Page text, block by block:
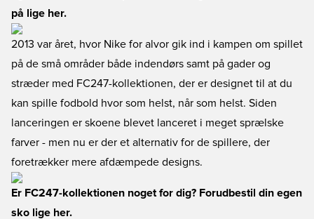
på lige her.
2013 var året, hvor Nike for alvor gik ind i kampen om spillet
på de små områder både indendørs samt på gader og
stræder med FC247-kollektionen, der er designet til at du
kan spille fodbold hvor som helst, når som helst. Siden
lanceringen er skoene blevet lanceret i meget sprælske
farver - men nu er der et alternativ for de spillere, der
foretrækker mere afdæmpede designs.
Er FC247-kollektionen noget for dig? Forudbestil din egen
sko lige her.